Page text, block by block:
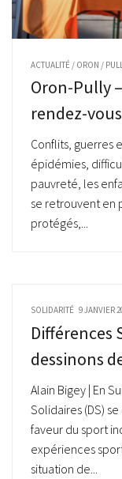
ACTUALITÉ / ORON /
Oron-Pully
rendez-
Conflits, guerres
épidémies,
pauvreté, les
se retrouvent en
protégés,...
SOLIDARITÉ 9 JANVIER
Différences
dessinons
Alain Bigey | En
Solidaires (DS)
faveur du sport
expériences
situation de...